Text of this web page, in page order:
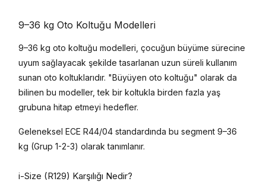
9–36 kg Oto Koltuğu Modelleri
9–36 kg oto koltuğu modelleri, çocuğun büyüme sürecine
uyum sağlayacak şekilde tasarlanan uzun süreli kullanım
sunan oto koltuklarıdır. "Büyüyen oto koltuğu" olarak da
bilinen bu modeller, tek bir koltukla birden fazla yaş
grubuna hitap etmeyi hedefler.
Geleneksel ECE R44/04 standardında bu segment 9–36
kg (Grup 1-2-3) olarak tanımlanır.
i-Size (R129) Karşılığı Nedir?